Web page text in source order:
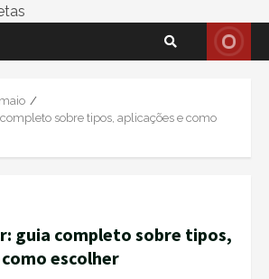
maio
sobre tipos, aplicações e como
guia completo sobre tipos,
escolher